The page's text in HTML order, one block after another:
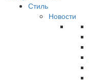
Стиль
Новости